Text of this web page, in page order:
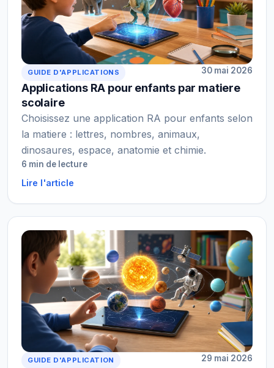
GUIDE D'APPLICATIONS 30 mai 2026
Applications RA pour enfants par matiere
scolaire
Choisissez une application RA pour enfants selon
la matiere : lettres, nombres, animaux,
dinosaures, espace, anatomie et chimie.
6 min de lecture
Lire l'article
GUIDE D'APPLICATION 29 mai 2026